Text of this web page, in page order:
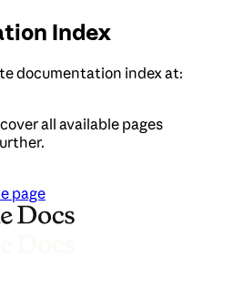
Index
documentation index at:
all available pages
page